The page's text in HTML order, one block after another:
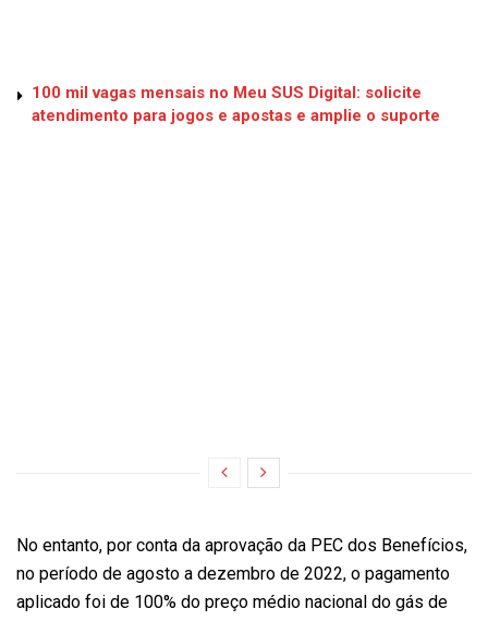
100 mil vagas mensais no Meu SUS Digital: solicite
atendimento para jogos e apostas e amplie o suporte
No entanto, por conta da aprovação da PEC dos Benefícios,
no período de agosto a dezembro de 2022, o pagamento
aplicado foi de 100% do preço médio nacional do gás de